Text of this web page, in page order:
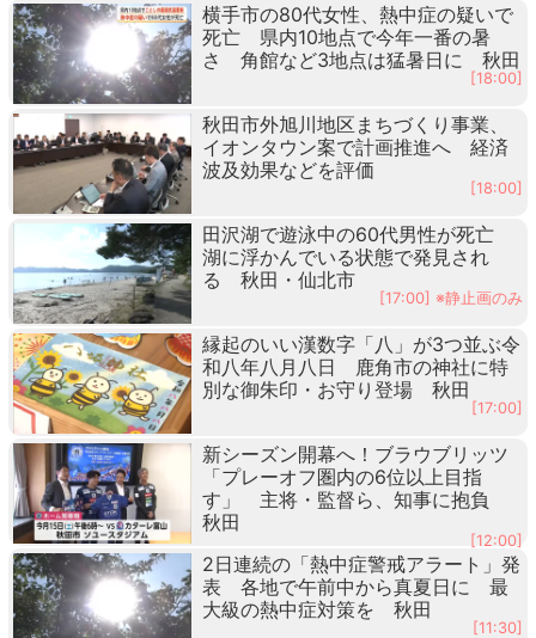
横手市の80代女性、熱中症の疑いで
死亡 県内10地点で今年一番の暑
さ 角館など3地点は猛暑日に 秋田
[18:00]
秋田市外旭川地区まちづくり事業、
イオンタウン案で計画推進へ 経済
波及効果などを評価
[18:00]
田沢湖で遊泳中の60代男性が死亡
湖に浮かんでいる状態で発見され
る 秋田・仙北市
[17:00] ※静止画のみ
縁起のいい漢数字「八」が3つ並ぶ令
和八年八月八日 鹿角市の神社に特
別な御朱印・お守り登場 秋田
[17:00]
新シーズン開幕へ！ブラウブリッツ
「プレーオフ圏内の6位以上目指
す」 主将・監督ら、知事に抱負
秋田
[12:00]
2日連続の「熱中症警戒アラート」発
表 各地で午前中から真夏日に 最
大級の熱中症対策を 秋田
[11:30]